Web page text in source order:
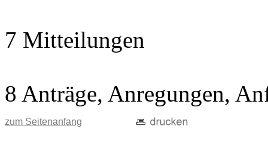
7 Mitteilungen
8 Anträge, Anregungen,
zum Seitenanfang